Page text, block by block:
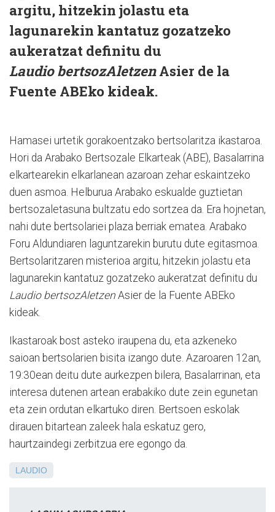
argitu, hitzekin jolastu eta
lagunarekin kantatuz gozatzeko
aukeratzat definitu du
Laudio bertsozAletzenAsier de la
Fuente ABEko kideak.
Hamasei urtetik gorakoentzako bertsolaritza ikastaroa.
Hori da Arabako Bertsozale Elkarteak (ABE), Basalarrina
elkartearekin elkarlanean azaroan zehar eskaintzeko
duen asmoa. Helburua Arabako eskualde guztietan
bertsozaletasuna bultzatu edo sortzea da. Era hojnetan,
nahi dute bertsolariei plaza berriak ematea. Arabako
Foru Aldundiaren laguntzarekin burutu dute egitasmoa.
Bertsolaritzaren misterioa argitu, hitzekin jolastu eta
lagunarekin kantatuz gozatzeko aukeratzat definitu du
Laudio bertsozAletzen Asier de la Fuente ABEko
kideak.
Ikastaroak bost asteko iraupena du, eta azkeneko
saioan bertsolarien bisita izango dute. Azaroaren 12an,
19:30ean deitu dute aurkezpen bilera, Basalarrinan, eta
interesa dutenen artean erabakiko dute zein egunetan
eta zein ordutan elkartuko diren. Bertsoen eskolak
dirauen bitartean zaleek hala eskatuz gero,
haurtzaindegi zerbitzua ere egongo da.
LAUDIO